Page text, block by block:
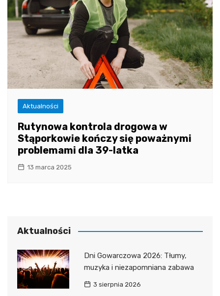
Aktualności
Rutynowa kontrola drogowa w
Stąporkowie kończy się poważnymi
problemami dla 39-latka
13 marca 2025
Aktualności
Dni Gowarczowa 2026: Tłumy,
muzyka i niezapomniana zabawa
3 sierpnia 2026